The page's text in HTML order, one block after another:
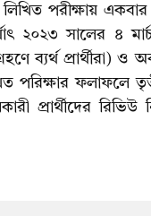
পরীক্ষায় একবার
২০২৩ সালের ৪
ব্যর্থ প্রার্থীরা)
পরিক্ষার ফলাফলে
প্রার্থীদের রিভিউ